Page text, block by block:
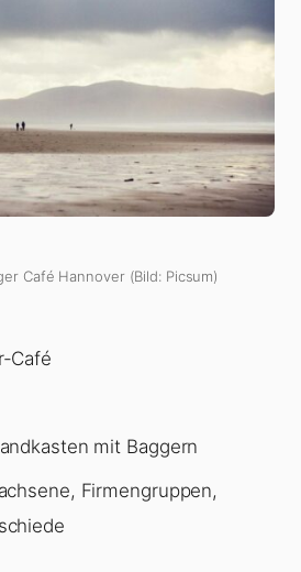
Café Hannover (Bild: Picsum)
Café
mit Baggern
Firmengruppen,